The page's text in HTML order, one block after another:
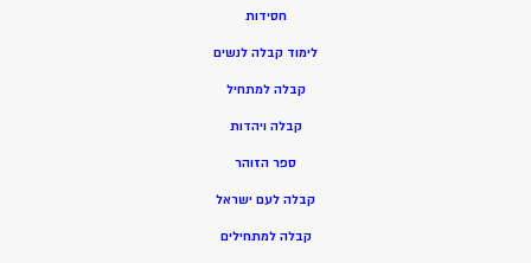
חסידות
לימוד קבלה לנשים
קבלה למתחיל
קבלה ויהדות
ספר הזוהר
קבלה לעם ישראל
קבלה למתחילים